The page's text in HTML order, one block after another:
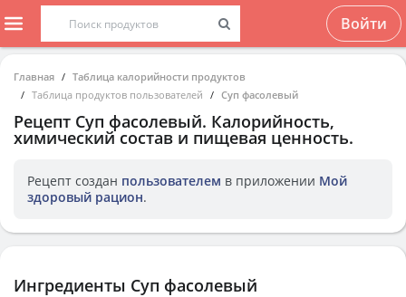
Войти
Главная
Таблица калорийности продуктов
Таблица продуктов пользователей
Суп фасолевый
Рецепт Суп фасолевый. Калорийность,
химический состав и пищевая ценность.
Рецепт создан пользователем в приложении Мой
здоровый рацион.
Ингредиенты Суп фасолевый